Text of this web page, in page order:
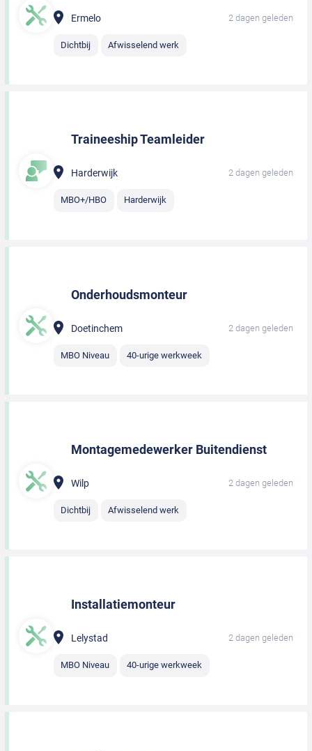
Ermelo 2 dagen geleden
Dichtbij Afwisselend werk
Traineeship Teamleider
Harderwijk 2 dagen geleden
MBO+/HBO Harderwijk
Onderhoudsmonteur
Doetinchem 2 dagen geleden
MBO Niveau 40-urige werkweek
Montagemedewerker Buitendienst
Wilp 2 dagen geleden
Dichtbij Afwisselend werk
Installatiemonteur
Lelystad 2 dagen geleden
MBO Niveau 40-urige werkweek